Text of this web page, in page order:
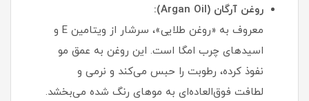
روغن آرگان (Argan Oil):
معروف به «روغن طلایی»، سرشار از ویتامین E و
اسیدهای چرب امگا است. این روغن به عمق مو
نفوذ کرده، رطوبت را حبس می‌کند و نرمی و
لطافت فوق‌العاده‌ای به موهای رنگ شده می‌بخشد.